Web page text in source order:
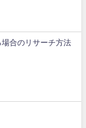
場合のリサーチ方法